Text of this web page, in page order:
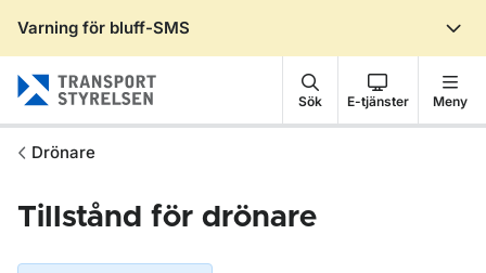
Varning för bluff-SMS
Sök E-tjänster Meny
Drönare
Tillstånd för drönare